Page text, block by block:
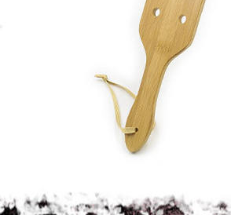
Chưa có sản phẩm trong giỏ hàng.